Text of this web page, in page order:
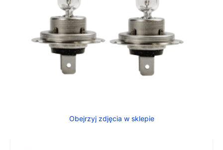
Obejrzyj zdjęcia w sklepie